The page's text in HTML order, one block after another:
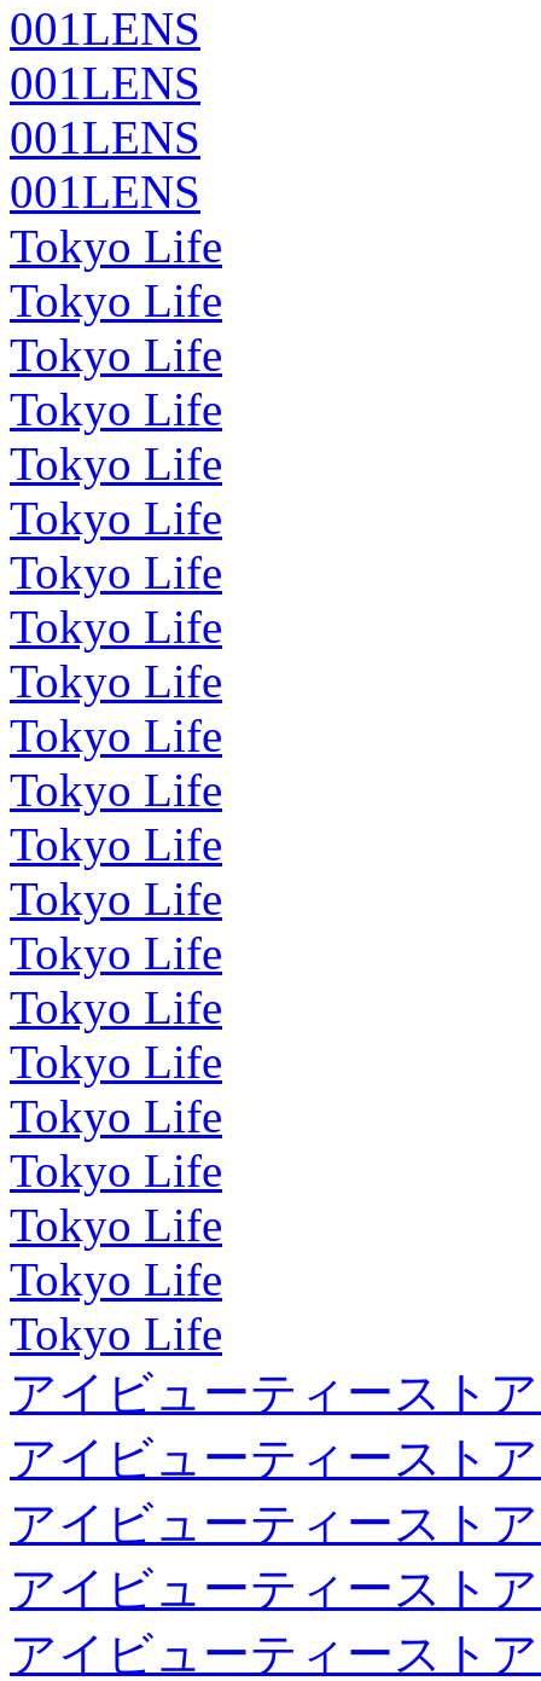
001LENS
001LENS
001LENS
001LENS
Tokyo Life
Tokyo Life
Tokyo Life
Tokyo Life
Tokyo Life
Tokyo Life
Tokyo Life
Tokyo Life
Tokyo Life
Tokyo Life
Tokyo Life
Tokyo Life
Tokyo Life
Tokyo Life
Tokyo Life
Tokyo Life
Tokyo Life
Tokyo Life
Tokyo Life
Tokyo Life
Tokyo Life
アイビューティースト
アイビューティースト
アイビューティースト
アイビューティースト
アイビューティースト